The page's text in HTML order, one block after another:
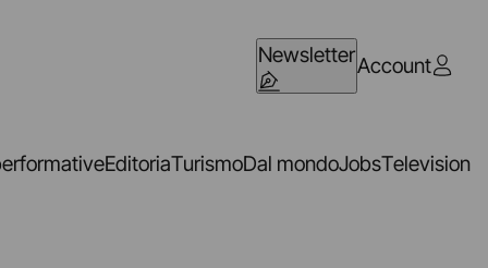
NewsletterAccount
EditoriaTurismoDal mondoJobsTelevision